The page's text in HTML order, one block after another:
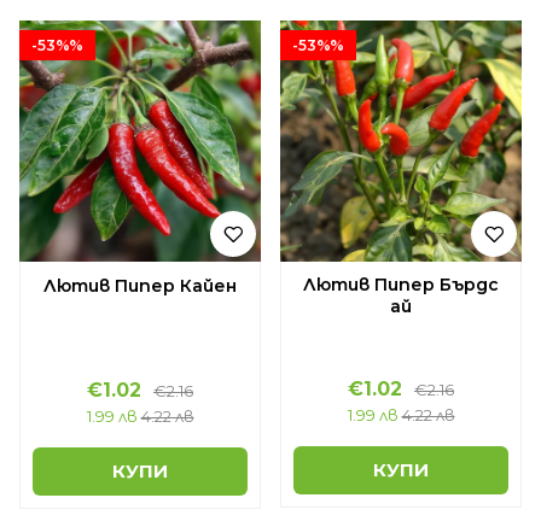
-53%%
Лютив Пипер Кайен
€1.02
€2.16
1.99 лв 4.22 лв
КУПИ
-53%%
Лютив Пипер Бърдс
ай
€1.02
€2.16
1.99 лв 4.22 лв
КУПИ